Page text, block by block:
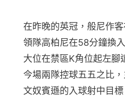
在昨晚的英冠，般尼作
領隊高柏尼在58分鐘換
大位在禁區K角位起左腳
今場兩隊控球五五之比
文奴賓遜的入球射中目標